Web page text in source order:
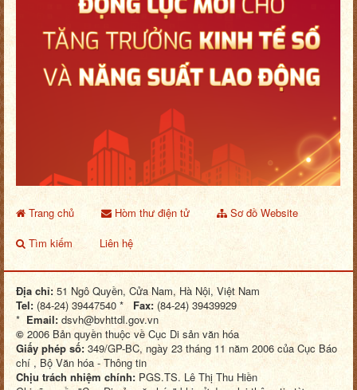
Trang chủ Hòm thư điện tử
Sơ đồ Website
Tìm kiếm
Liên hệ
Địa chỉ: 51 Ngô Quyền, Cửa Nam, Hà Nội, Việt Nam
Tel: (84-24) 39447540 * Fax: (84-24) 39439929
* Email: dsvh@bvhttdl.gov.vn
© 2006 Bản quyền thuộc về Cục Di sản văn hóa
Giấy phép số: 349/GP-BC, ngày 23 tháng 11 năm 2006 của Cục Báo
chí , Bộ Văn hóa - Thông tin
Chịu trách nhiệm chính: PGS.TS. Lê Thị Thu Hiền